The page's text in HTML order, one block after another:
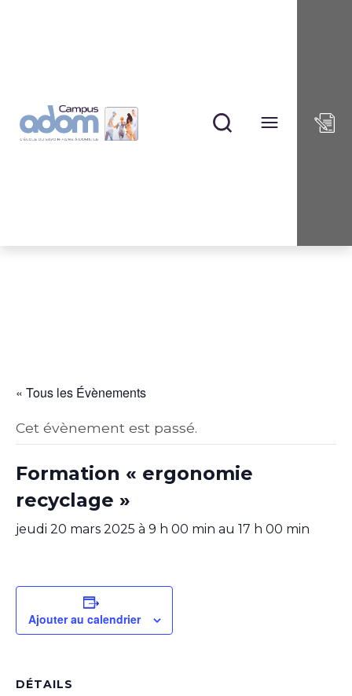
« Tous les Évènements
Cet évènement est passé.
Formation « ergonomie
recyclage »
jeudi 20 mars 2025 à 9 h 00 min au 17 h 00 min
Ajouter au calendrier
DÉTAILS